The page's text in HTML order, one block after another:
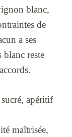
blanc,
de
a ses
blanc reste
apéritif
maîtrisée,